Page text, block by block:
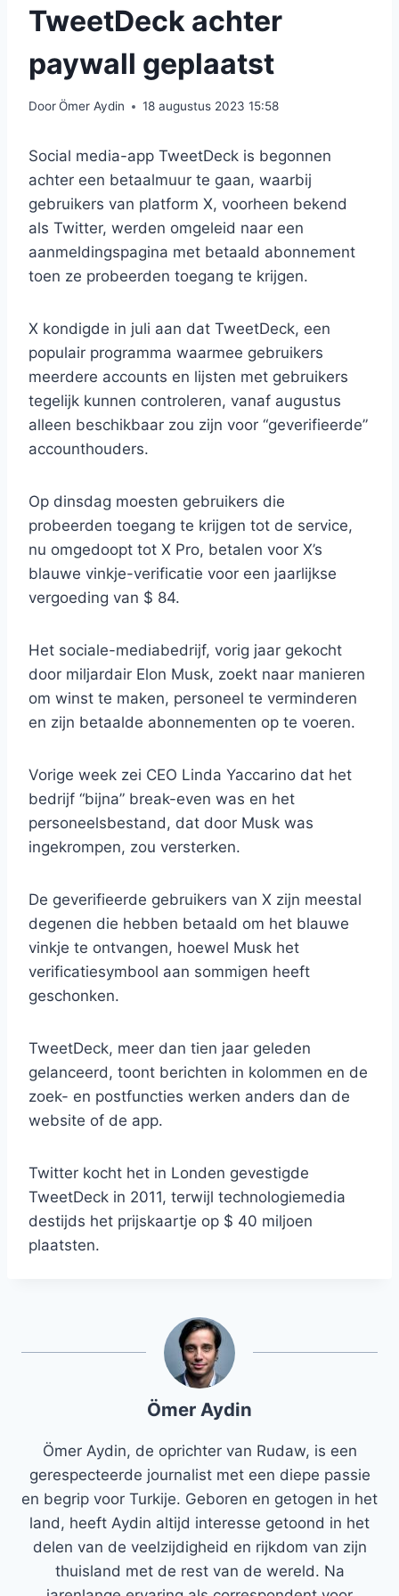
TweetDeck achter
paywall geplaatst
DoorÖmer Aydin 18 augustus 2023 15:58
Social media-app TweetDeck is begonnen
achter een betaalmuur te gaan, waarbij
gebruikers van platform X, voorheen bekend
als Twitter, werden omgeleid naar een
aanmeldingspagina met betaald abonnement
toen ze probeerden toegang te krijgen.
X kondigde in juli aan dat TweetDeck, een
populair programma waarmee gebruikers
meerdere accounts en lijsten met gebruikers
tegelijk kunnen controleren, vanaf augustus
alleen beschikbaar zou zijn voor “geverifieerde”
accounthouders.
Op dinsdag moesten gebruikers die
probeerden toegang te krijgen tot de service,
nu omgedoopt tot X Pro, betalen voor X’s
blauwe vinkje-verificatie voor een jaarlijkse
vergoeding van $ 84.
Het sociale-mediabedrijf, vorig jaar gekocht
door miljardair Elon Musk, zoekt naar manieren
om winst te maken, personeel te verminderen
en zijn betaalde abonnementen op te voeren.
Vorige week zei CEO Linda Yaccarino dat het
bedrijf “bijna” break-even was en het
personeelsbestand, dat door Musk was
ingekrompen, zou versterken.
De geverifieerde gebruikers van X zijn meestal
degenen die hebben betaald om het blauwe
vinkje te ontvangen, hoewel Musk het
verificatiesymbool aan sommigen heeft
geschonken.
TweetDeck, meer dan tien jaar geleden
gelanceerd, toont berichten in kolommen en de
zoek- en postfuncties werken anders dan de
website of de app.
Twitter kocht het in Londen gevestigde
TweetDeck in 2011, terwijl technologiemedia
destijds het prijskaartje op $ 40 miljoen
plaatsten.
Ömer Aydin
Ömer Aydin, de oprichter van Rudaw, is een
gerespecteerde journalist met een diepe passie
en begrip voor Turkije. Geboren en getogen in het
land, heeft Aydin altijd interesse getoond in het
delen van de veelzijdigheid en rijkdom van zijn
thuisland met de rest van de wereld. Na